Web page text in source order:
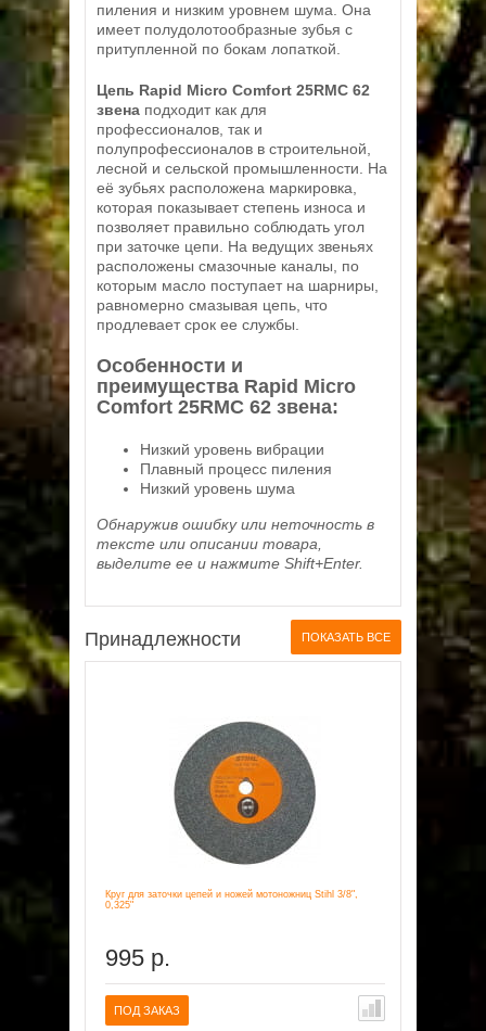
пиления и низким уровнем шума. Она
имеет полудолотообразные зубья с
притупленной по бокам лопаткой.
Цепь Rapid Micro Comfort 25RMC 62
звена подходит как для
профессионалов, так и
полупрофессионалов в строительной,
лесной и сельской промышленности. На
её зубьях расположена маркировка,
которая показывает степень износа и
позволяет правильно соблюдать угол
при заточке цепи. На ведущих звеньях
расположены смазочные каналы, по
которым масло поступает на шарниры,
равномерно смазывая цепь, что
продлевает срок ее службы.
Особенности и
преимущества Rapid Micro
Comfort 25RMC 62 звена:
Низкий уровень вибрации
Плавный процесс пиления
Низкий уровень шума
Обнаружив ошибку или неточность в
тексте или описании товара,
выделите ее и нажмите Shift+Enter.
Принадлежности ПОКАЗАТЬ ВСЕ
Круг для заточки цепей и ножей мотоножниц Stihl 3/8",
0,325"
995 р.
ПОД ЗАКАЗ